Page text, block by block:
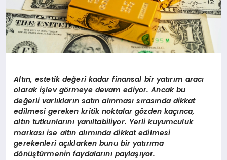
Altın, estetik değeri kadar finansal bir yatırım aracı
olarak işlev görmeye devam ediyor. Ancak bu
değerli varlıkların satın alınması sırasında dikkat
edilmesi gereken kritik noktalar gözden kaçınca,
altın tutkunlarını yanıltabiliyor. Yerli kuyumculuk
markasıise altın alımında dikkat edilmesi
gerekenleri açıklarken bunu bir yatırıma
dönüştürmenin faydalarını paylaşıyor.